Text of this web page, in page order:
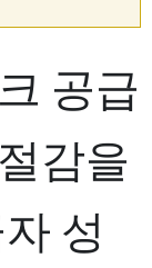
공급
감을
성